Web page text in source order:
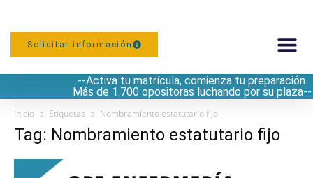
Solicitar información
--Activa tu matrícula, comienza tu preparación.
Más de 1.700 opositoras luchando por su plaza--
Inicio Etiquetas Nombramiento estatutario fijo
Tag: Nombramiento estatutario fijo